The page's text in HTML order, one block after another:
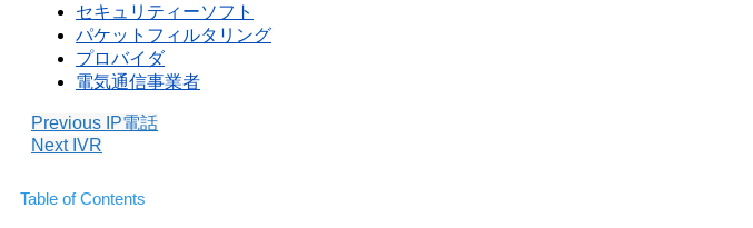
セキュリティーソフト
パケットフィルタリング
プロバイダ
電気通信事業者
Previous IP電話
Next IVR
Table of Contents